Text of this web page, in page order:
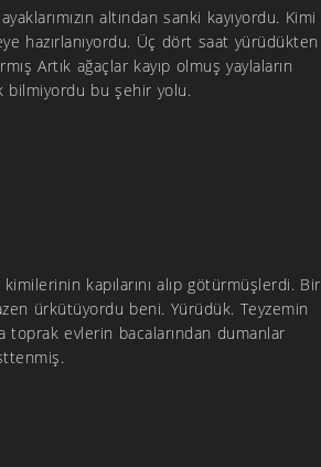
altından sanki kayıyordu. Kimi
hazırlanıyordu. Üç dört saat yürüdükten
Artık ağaçlar kayıp olmuş yaylaların
bilmiyordu bu şehir yolu.
kapılarını alıp götürmüşlerdi. Bir
ürkütüyordu beni. Yürüdük. Teyzemin
toprak evlerin bacalarından dumanlar